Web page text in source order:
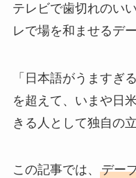
テレビで歯切れのい
レで場を和ませるデ
「日本語がうますぎ
を超えて、いまや日
きる人として独自の
この記事では、 デー